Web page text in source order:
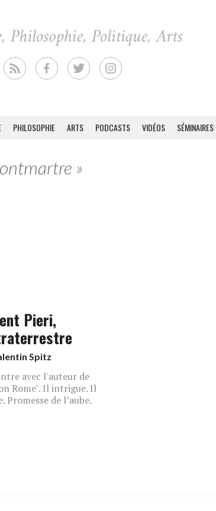
PHILOSOPHIE ARTS PODCASTS VIDÉOS SÉMINAIRES
»
Pieri,
Spitz
avec l'auteur de
Rome". Il intrigue. Il
Promesse de l’aube.